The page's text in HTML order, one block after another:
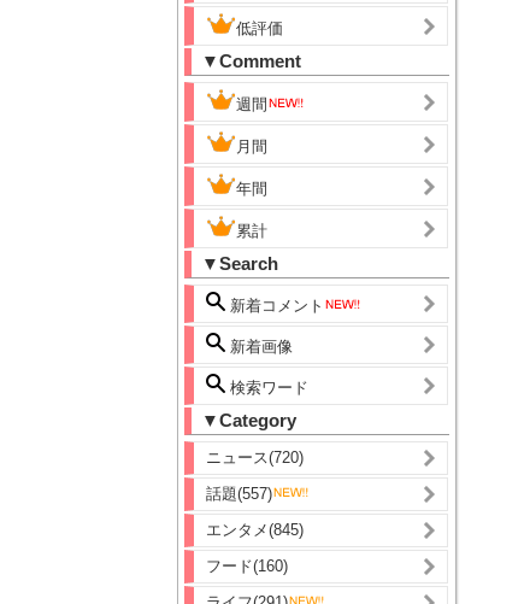
低評価
▼Comment
週間
月間
年間
累計
▼Search
新着コメント
新着画像
検索ワード
▼Category
ニュース(720)
話題(557)
エンタメ(845)
フード(160)